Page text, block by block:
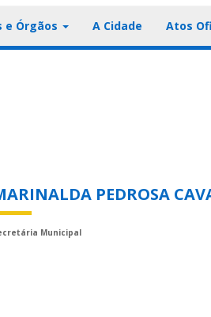
e Órgãos A Cidade Atos
PEDROSA
Municipal